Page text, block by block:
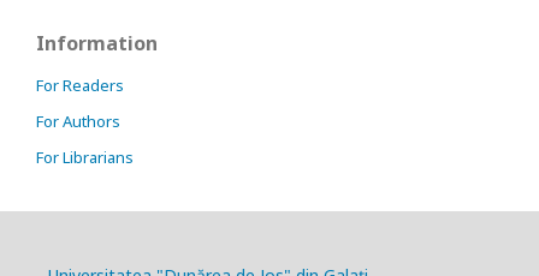
Information
For Readers
For Authors
For Librarians